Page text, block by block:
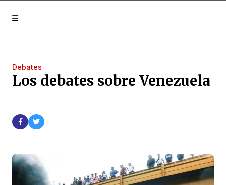
Debates
Los debates sobre Venezuela